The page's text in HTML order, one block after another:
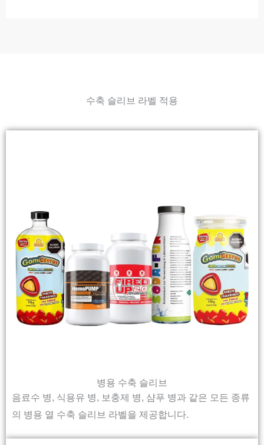
수축 슬리브 라벨 적용
병용 수축 슬리브
음료수 병, 식용유 병, 보충제 병, 샴푸 병과 같은 모든 종류
의 병용 열 수축 슬리브 라벨을 제공합니다.